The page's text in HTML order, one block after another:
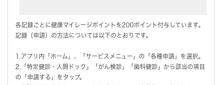
各記録ごとに健康マイレージポイントを200ポイント付与しています。
記録（申請）の方法については以下のとおりです。
1.アプリ内「ホーム」、「サービスメニュー」の「各種申請」を選択。
2.「特定健診・人間ドック」「がん検診」「歯科健診」から該当の項目
の「申請する」をタップ。